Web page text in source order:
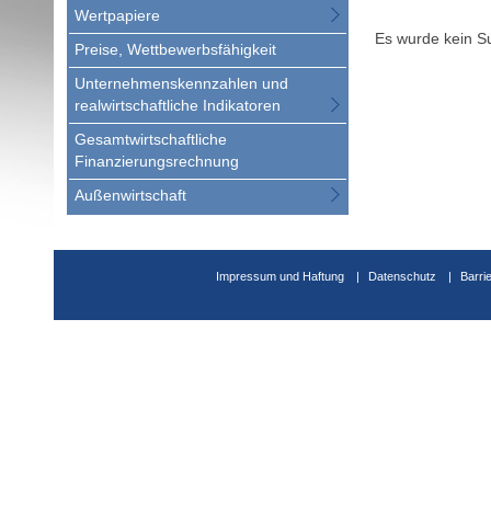
Wertpapiere
Preise, Wettbewerbsfähigkeit
Unternehmenskennzahlen und
realwirtschaftliche Indikatoren
Gesamtwirtschaftliche
Finanzierungsrechnung
Außenwirtschaft
Es wurde kein
Impressum und Haftung Datenschutz